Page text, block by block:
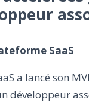
SaaS
a lancé son
développeur